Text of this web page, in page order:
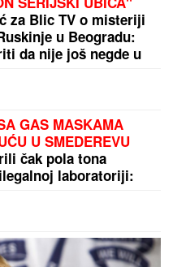
NA AUTOBUSKOJ
u Prištini: Sve vrvi
JE ŽENI SA LEĐA I
ZA VRATTinejdžer